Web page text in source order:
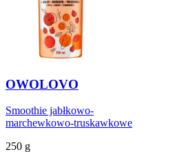
OWOLOVO
Smoothie jabłkowo-
marchewkowo-truskawkowe
250 g